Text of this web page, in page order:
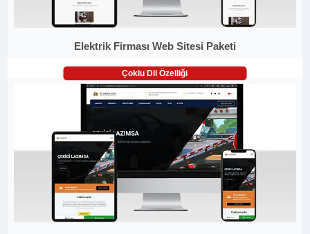
Elektrik Firması Web Sitesi Paketi
Çoklu Dil Özelliği